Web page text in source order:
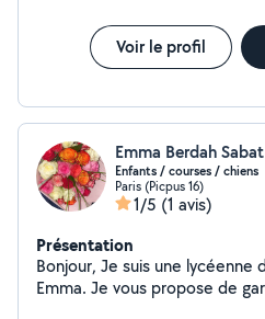
Voir le profil
Emma Berdah Sabat
Enfants / courses / chiens
Paris (Picpus 16)
1/5 (1 avis)
Présentation
Bonjour, Je suis une lycéenne de 16 ans et je m'appelle
Emma. Je vous propose de garder vos enfants après les